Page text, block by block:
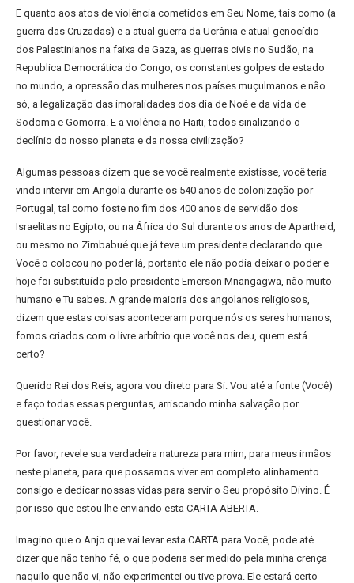
E quanto aos atos de violência cometidos em Seu Nome, tais como (a
guerra das Cruzadas) e a atual guerra da Ucrânia e atual genocídio
dos Palestinianos na faixa de Gaza, as guerras civis no Sudão, na
Republica Democrática do Congo, os constantes golpes de estado
no mundo, a opressão das mulheres nos países muçulmanos e não
só, a legalização das imoralidades dos dia de Noé e da vida de
Sodoma e Gomorra. E a violência no Haiti, todos sinalizando o
declínio do nosso planeta e da nossa civilização?
Algumas pessoas dizem que se você realmente existisse, você teria
vindo intervir em Angola durante os 540 anos de colonização por
Portugal, tal como foste no fim dos 400 anos de servidão dos
Israelitas no Egipto, ou na África do Sul durante os anos de Apartheid,
ou mesmo no Zimbabué que já teve um presidente declarando que
Você o colocou no poder lá, portanto ele não podia deixar o poder e
hoje foi substituído pelo presidente Emerson Mnangagwa, não muito
humano e Tu sabes. A grande maioria dos angolanos religiosos,
dizem que estas coisas aconteceram porque nós os seres humanos,
fomos criados com o livre arbítrio que você nos deu, quem está
certo?
Querido Rei dos Reis, agora vou direto para Si: Vou até a fonte (Você)
e faço todas essas perguntas, arriscando minha salvação por
questionar você.
Por favor, revele sua verdadeira natureza para mim, para meus irmãos
neste planeta, para que possamos viver em completo alinhamento
consigo e dedicar nossas vidas para servir o Seu propósito Divino. É
por isso que estou lhe enviando esta CARTA ABERTA.
Imagino que o Anjo que vai levar esta CARTA para Você, pode até
dizer que não tenho fé, o que poderia ser medido pela minha crença
naquilo que não vi, não experimentei ou tive prova. Ele estará certo